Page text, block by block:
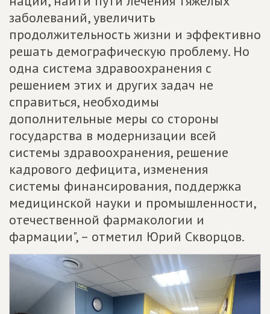
заболеваний, увеличить
продолжительность жизни и эффективно
решать демографическую проблему. Но
одна система здравоохранения с
решением этих и других задач не
справиться, необходимы
дополнительные меры со стороны
государства в модернизации всей
системы здравоохранения, решение
кадрового дефицита, изменения
системы финансирования, поддержка
медицинской науки и промышленности,
отечественной фармакологии и
фармации", – отметил Юрий Скворцов.